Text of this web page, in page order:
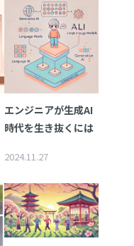
データ仮想化
データ分析基盤構築
データ可視化
データ統合
メタデータ管理
レプリケーション
エンジニアが生成AI
時代を生き抜くには
2024.11.27